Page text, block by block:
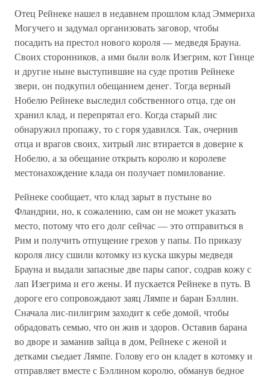
Отец Рейнеке нашел в недавнем прошлом клад Эммериха
Могучего и задумал организовать заговор, чтобы
посадить на престол нового короля — медведя Брауна.
Своих сторонников, а ими были волк Изегрим, кот Гинце
и другие ныне выступившие на суде против Рейнеке
звери, он подкупил обещанием денег. Тогда верный
Нобелю Рейнеке выследил собственного отца, где он
хранил клад, и перепрятал его. Когда старый лис
обнаружил пропажу, то с горя удавился. Так, очернив
отца и врагов своих, хитрый лис втирается в доверие к
Нобелю, а за обещание открыть королю и королеве
местонахождение клада он получает помилование.
Рейнеке сообщает, что клад зарыт в пустыне во
Фландрии, но, к сожалению, сам он не может указать
место, потому что его долг сейчас — это отправиться в
Рим и получить отпущение грехов у папы. По приказу
короля лису сшили котомку из куска шкуры медведя
Брауна и выдали запасные две пары сапог, содрав кожу с
лап Изегрима и его жены. И пускается Рейнеке в путь. В
дороге его сопровождают заяц Лямпе и баран Бэллин.
Сначала лис-пилигрим заходит к себе домой, чтобы
обрадовать семью, что он жив и здоров. Оставив барана
во дворе и заманив зайца в дом, Рейнеке с женой и
детками съедает Лямпе. Голову его он кладет в котомку и
отправляет вместе с Бэллином королю, обманув бедное